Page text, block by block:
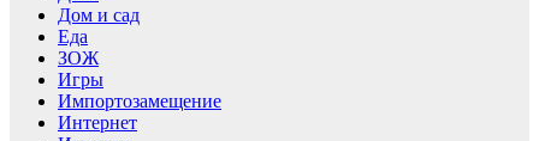
Дом и сад
Еда
ЗОЖ
Игры
Импортозамещение
Интернет